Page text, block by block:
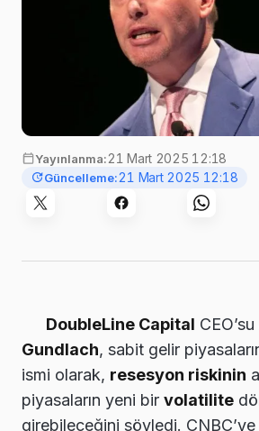
Yayınlanma:21 Mart 2025 12:18
Güncelleme:21 Mart 2025 12:18
DoubleLine Capital CEO’su
Gundlach, sabit gelir
ismi olarak, resesyon riskinin
piyasaların yeni bir volatilite
girebileceğini söyledi.